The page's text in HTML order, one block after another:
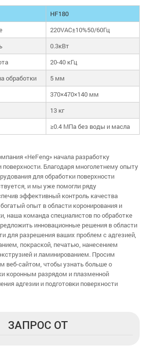
HF180
220VAC±10%50/60Гц
0.3кВт
20-40 кГц
обработки 5 мм
370×470×140 мм
13 кг
≥0.4 МПа без воды и масла
«HeFeng» начала разработку
поверхности. Благодаря многолетнему опыту
для обработки поверхности
и мы уже помогли ряду
эффективный контроль качества
опыт в области коронирования и
наша команда специалистов по обработке
инновационные решения в области
для разрешения ваших проблем с адгезией,
покраской, печатью, нанесением
и ламинированием. Просим
веб-сайтом, чтобы узнать больше о
коронным разрядом и плазменной
адгезии и подготовки поверхности
ЗАПРОС ОТ